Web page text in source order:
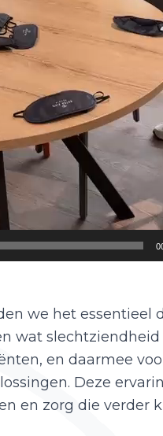
we het essentieel
wat
en daarmee
Deze
en zorg die verder